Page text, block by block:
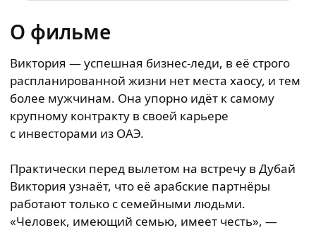
О фильме
Виктория — успешная бизнес-леди, в её строго
распланированной жизни нет места хаосу, и тем
более мужчинам. Она упорно идёт к самому
крупному контракту в своей карьере
с инвесторами из ОАЭ.
Практически перед вылетом на встречу в Дубай
Виктория узнаёт, что её арабские партнёры
работают только с семейными людьми.
«Человек, имеющий семью, имеет честь», —